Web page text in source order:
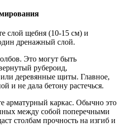
слой щебня (10-15 см) и
дренажный слой.
Это могут быть
рубероид,
деревянные щиты. Главное,
и не дала бетону растечься.
арматурный каркас. Обычно это
между собой поперечными
столбам прочность на изгиб и